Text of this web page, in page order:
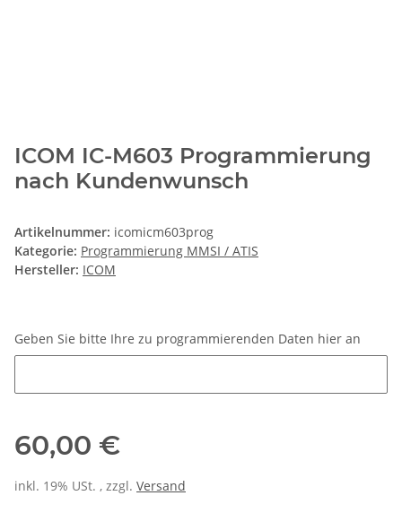
ICOM IC-M603 Programmierung
nach Kundenwunsch
Artikelnummer: icomicm603prog
Kategorie: Programmierung MMSI / ATIS
Hersteller: ICOM
Geben Sie bitte Ihre zu programmierenden Daten hier an
60,00 €
inkl. 19% USt. , zzgl. Versand